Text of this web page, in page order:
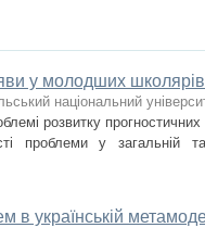
у молодших
національний
розвитку
проблеми у загальній та
в українській